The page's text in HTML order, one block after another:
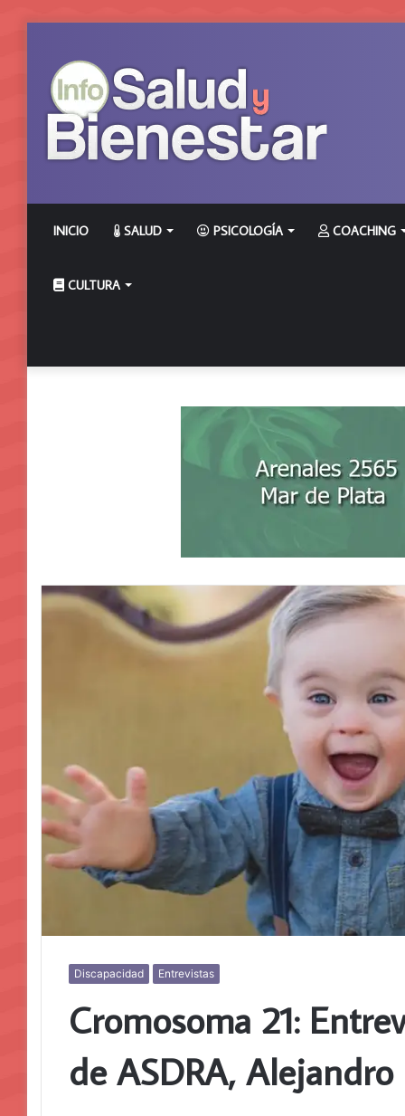
INICIO SALUD PSICOLOGÍA COACHING
CULTURA
Discapacidad Entrevistas
Cromosoma 21:
de ASDRA,